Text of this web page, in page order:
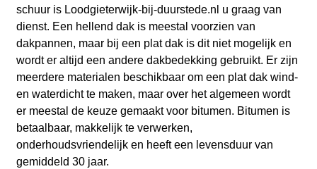
schuur is Loodgieterwijk-bij-duurstede.nl u graag van
dienst. Een hellend dak is meestal voorzien van
dakpannen, maar bij een plat dak is dit niet mogelijk en
wordt er altijd een andere dakbedekking gebruikt. Er zijn
meerdere materialen beschikbaar om een plat dak wind-
en waterdicht te maken, maar over het algemeen wordt
er meestal de keuze gemaakt voor bitumen. Bitumen is
betaalbaar, makkelijk te verwerken,
onderhoudsvriendelijk en heeft een levensduur van
gemiddeld 30 jaar.